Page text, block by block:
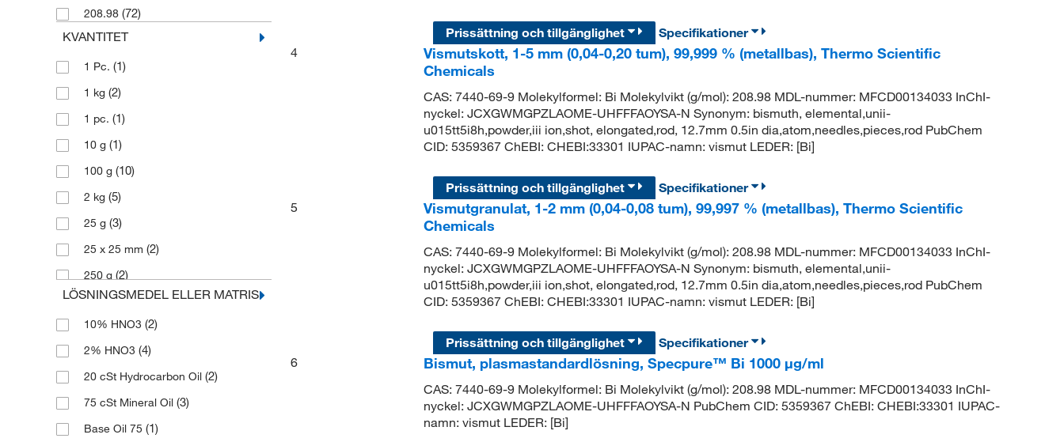
208.98 (72)
KVANTITET
1 Pc. (1)
1 kg (2)
1 pc. (1)
10 g (1)
100 g (10)
2 kg (5)
25 g (3)
25 x 25 mm (2)
250 g (2)
5 g(1)
5 kg (1)
50 g(1)
50 x 50 mm(2)
500 g(8)
LÖSNINGSMEDEL ELLER MATRIS
10% HNO3 (2)
2% HNO3 (4)
20 cSt Hydrocarbon Oil (2)
75 cSt Mineral Oil (3)
Base Oil 75 (1)
Prissättning och tillgänglighet
Specifikationer
4
Vismutskott, 1-5 mm (0,04-0,20 tum), 99,999 % (metallbas), Thermo Scientific
Chemicals
CAS: 7440-69-9 Molekylformel: Bi Molekylvikt (g/mol): 208.98 MDL-nummer: MFCD00134033 InChI-
nyckel: JCXGWMGPZLAOME-UHFFFAOYSA-N Synonym: bismuth, elemental,unii-
u015tt5i8h,powder,iii ion,shot, elongated,rod, 12.7mm 0.5in dia,atom,needles,pieces,rod PubChem
CID: 5359367 ChEBI: CHEBI:33301 IUPAC-namn: vismut LEDER: [Bi]
Prissättning och tillgänglighet
Specifikationer
5
Vismutgranulat, 1-2 mm (0,04-0,08 tum), 99,997 % (metallbas), Thermo Scientific
Chemicals
CAS: 7440-69-9 Molekylformel: Bi Molekylvikt (g/mol): 208.98 MDL-nummer: MFCD00134033 InChI-
nyckel: JCXGWMGPZLAOME-UHFFFAOYSA-N Synonym: bismuth, elemental,unii-
u015tt5i8h,powder,iii ion,shot, elongated,rod, 12.7mm 0.5in dia,atom,needles,pieces,rod PubChem
CID: 5359367 ChEBI: CHEBI:33301 IUPAC-namn: vismut LEDER: [Bi]
Prissättning och tillgänglighet
Specifikationer
6
Bismut, plasmastandardlösning, Specpure™ Bi 1000 μg/ml
CAS: 7440-69-9 Molekylformel: Bi Molekylvikt (g/mol): 208.98 MDL-nummer: MFCD00134033 InChI-
nyckel: JCXGWMGPZLAOME-UHFFFAOYSA-N PubChem CID: 5359367 ChEBI: CHEBI:33301 IUPAC-
namn: vismut LEDER: [Bi]